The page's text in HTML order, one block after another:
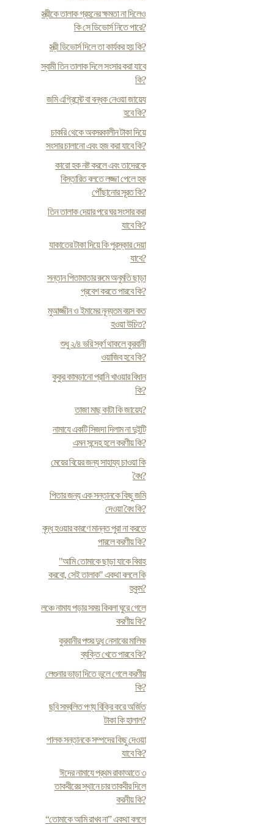
স্ত্রীকে তালাক গ্রহনের ক্ষমতা না দিলেও
কি সে ডিভোর্স নিতে পারে?
স্ত্রী ডিভোর্স দিলে তা কার্যকর হয় কি?
স্বামী তিন তালাক দিলে সংসার করা যাবে
কি?
জমি এগ্রিমেন্ট বা বন্ধক নেওয়া জায়েয
হবে কি?
চাকরি থেকে অবসরকালীন টাকা দিয়ে
সংসার চালানো এবং হজ করা যাবে কি?
কারো হক নষ্ট করলে এবং তাদেরকে
বিস্তারিত বলতে লজ্জা পেলে হক
পৌঁছানোর সূরত কি?
তিন তালাক দেয়ার পরে ঘর সংসার করা
যাবে কি?
যাকাতের টাকা দিয়ে কি পুরস্কার দেয়া
যাবে?
সন্তান পিতামাতার রুমে অনুমতি ছাড়া
প্রবেশ করতে পারবে কি?
মুআজ্জীন ও ইমামের নূন্যতম বয়স কত
হওয়া উচিত?
শুধু ২/৪ ভরি স্বর্ণ থাকলে কুরবানী
ওয়াজিব হবে কি?
কুকুর কামড়ানো প্রানি খাওয়ার বিধান
কি?
তাজা মাছ কাটা কি জায়েয?
নামাযে একটি সিজদা দিলাম না দুইটি
এমন সন্দেহ হলে করণীয় কি?
মেয়ের বিয়ের জন্য সাহায্য চাওয়া কি
বৈধ?
পিতার জন্য এক সন্তানকে কিছু জমি
দেওয়া বৈধ কি?
বৃদ্ধ হওয়ার কারণে মান্নত পুরা না করতে
পারলে করণীয় কি?
"আমি তোমাকে ছাড়া যাকে বিবাহ
করবো, সেই তালাক" একথা বললে কি
হুকুম?
লঞ্চে নামায পড়ার সময় কিবলা ঘুরে গেলে
করণীয় কি?
কুরবানীর পশুর দুধ নেসাবের মালিক
ব্যক্তি খেতে পারবে কি?
লেগুনার ভাড়া দিতে ভুলে গেলে করণীয়
কি?
ছবি সম্বলিত পণ্য বিক্রি করে অর্জিত
টাকা কি হালাল?
পালক সন্তানকে সম্পদের কিছু দেওয়া
যাবে কি?
ঈদের নামাযে প্রথম রাকাআতে ৩
তাকবীরের স্থানে চার তাকবীর দিলে
করনীয় কি?
“তোমাকে আমি রাখব না” একথা বললে